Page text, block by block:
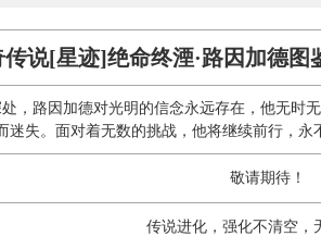
传说[星迹]绝命终湮·路因加德图
，路因加德对光明的信念永远存在，他无时
迷失。面对着无数的挑战，他将继续前行，
敬请期待！
传说进化，强化不清空，